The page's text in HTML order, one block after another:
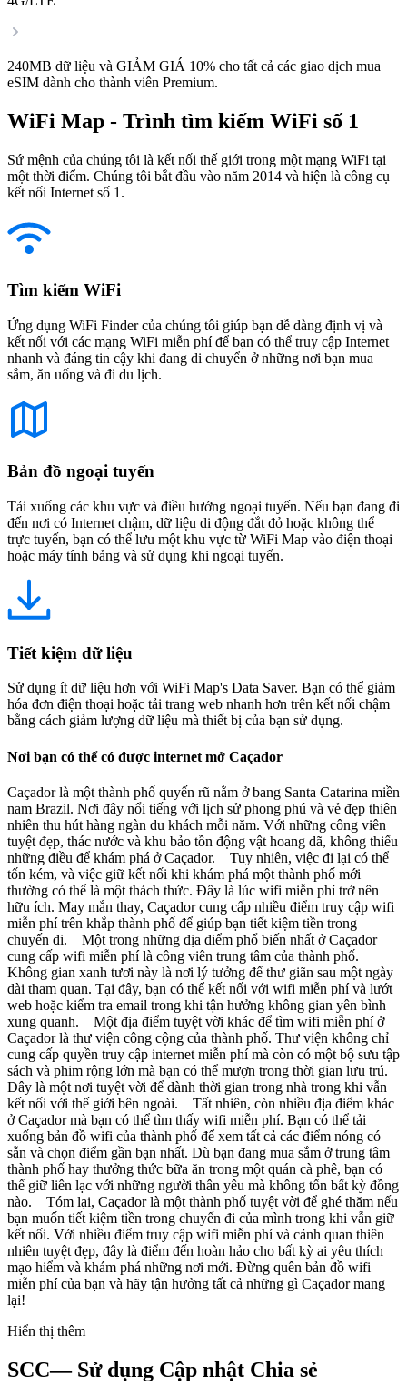
240MB dữ liệu và GIẢM GIÁ 10% cho tất cả các giao dịch mua
eSIM dành cho thành viên Premium.
WiFi Map - Trình tìm kiếm WiFi số 1
Sứ mệnh của chúng tôi là kết nối thế giới trong một mạng WiFi tại
một thời điểm. Chúng tôi bắt đầu vào năm 2014 và hiện là công cụ
kết nối Internet số 1.
Tìm kiếm WiFi
Ứng dụng WiFi Finder của chúng tôi giúp bạn dễ dàng định vị và
kết nối với các mạng WiFi miễn phí để bạn có thể truy cập Internet
nhanh và đáng tin cậy khi đang di chuyển ở những nơi bạn mua
sắm, ăn uống và đi du lịch.
Bản đồ ngoại tuyến
Tải xuống các khu vực và điều hướng ngoại tuyến. Nếu bạn đang đi
đến nơi có Internet chậm, dữ liệu di động đắt đỏ hoặc không thể
trực tuyến, bạn có thể lưu một khu vực từ WiFi Map vào điện thoại
hoặc máy tính bảng và sử dụng khi ngoại tuyến.
Tiết kiệm dữ liệu
Sử dụng ít dữ liệu hơn với WiFi Map's Data Saver. Bạn có thể giảm
hóa đơn điện thoại hoặc tải trang web nhanh hơn trên kết nối chậm
bằng cách giảm lượng dữ liệu mà thiết bị của bạn sử dụng.
Nơi bạn có thể có được internet mở Caçador
Caçador là một thành phố quyến rũ nằm ở bang Santa Catarina miền
nam Brazil. Nơi đây nổi tiếng với lịch sử phong phú và vẻ đẹp thiên
nhiên thu hút hàng ngàn du khách mỗi năm. Với những công viên
tuyệt đẹp, thác nước và khu bảo tồn động vật hoang dã, không thiếu
những điều để khám phá ở Caçador. Tuy nhiên, việc đi lại có thể
tốn kém, và việc giữ kết nối khi khám phá một thành phố mới
thường có thể là một thách thức. Đây là lúc wifi miễn phí trở nên
hữu ích. May mắn thay, Caçador cung cấp nhiều điểm truy cập wifi
miễn phí trên khắp thành phố để giúp bạn tiết kiệm tiền trong
chuyến đi. Một trong những địa điểm phổ biến nhất ở Caçador
cung cấp wifi miễn phí là công viên trung tâm của thành phố.
Không gian xanh tươi này là nơi lý tưởng để thư giãn sau một ngày
dài tham quan. Tại đây, bạn có thể kết nối với wifi miễn phí và lướt
web hoặc kiểm tra email trong khi tận hưởng không gian yên bình
xung quanh. Một địa điểm tuyệt vời khác để tìm wifi miễn phí ở
Caçador là thư viện công cộng của thành phố. Thư viện không chỉ
cung cấp quyền truy cập internet miễn phí mà còn có một bộ sưu tập
sách và phim rộng lớn mà bạn có thể mượn trong thời gian lưu trú.
Đây là một nơi tuyệt vời để dành thời gian trong nhà trong khi vẫn
kết nối với thế giới bên ngoài. Tất nhiên, còn nhiều địa điểm khác
ở Caçador mà bạn có thể tìm thấy wifi miễn phí. Bạn có thể tải
xuống bản đồ wifi của thành phố để xem tất cả các điểm nóng có
sẵn và chọn điểm gần bạn nhất. Dù bạn đang mua sắm ở trung tâm
thành phố hay thưởng thức bữa ăn trong một quán cà phê, bạn có
thể giữ liên lạc với những người thân yêu mà không tốn bất kỳ đồng
nào. Tóm lại, Caçador là một thành phố tuyệt vời để ghé thăm nếu
bạn muốn tiết kiệm tiền trong chuyến đi của mình trong khi vẫn giữ
kết nối. Với nhiều điểm truy cập wifi miễn phí và cảnh quan thiên
nhiên tuyệt đẹp, đây là điểm đến hoàn hảo cho bất kỳ ai yêu thích
mạo hiểm và khám phá những nơi mới. Đừng quên bản đồ wifi
miễn phí của bạn và hãy tận hưởng tất cả những gì Caçador mang
lại!
Hiển thị thêm
SCC— Sử dụng Cập nhật Chia sẻ